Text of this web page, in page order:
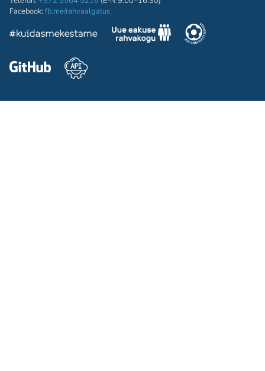
Facebook: fb.me/rahvaalgatus